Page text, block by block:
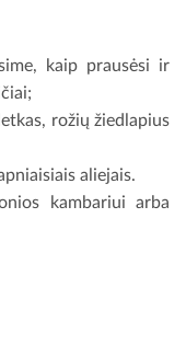
kaip prausėsi ir
rožių žiedlapius
aliejais.
kambariui arba